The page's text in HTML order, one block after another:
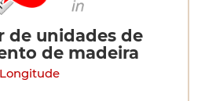
de unidades de
de madeira
Longitude